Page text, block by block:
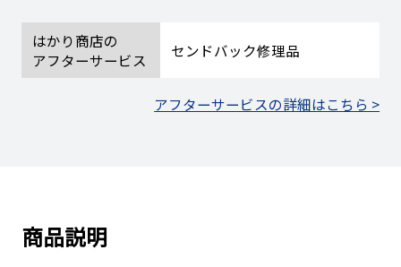
はかり商店の
アフターサービス
センドバック修理品
アフターサービスの詳細はこちら >
商品説明